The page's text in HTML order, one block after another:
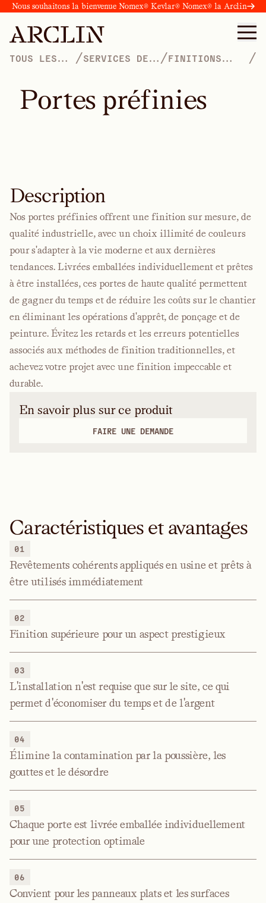
Nous souhaitons la bienvenue Nomex® Kevlar® Nomex® la Arclin
TOUS LES
/SERVICES DE
/FINITIONS
/
Portes préfinies
Description
Nos portes préfinies offrent une finition sur mesure, de
qualité industrielle, avec un choix illimité de couleurs
pour s'adapter à la vie moderne et aux dernières
tendances. Livrées emballées individuellement et prêtes
à être installées, ces portes de haute qualité permettent
de gagner du temps et de réduire les coûts sur le chantier
en éliminant les opérations d'apprêt, de ponçage et de
peinture. Évitez les retards et les erreurs potentielles
associés aux méthodes de finition traditionnelles, et
achevez votre projet avec une finition impeccable et
durable.
En savoir plus sur ce produit
FAIRE UNE DEMANDE
Caractéristiques et avantages
01
Revêtements cohérents appliqués en usine et prêts à
être utilisés immédiatement
02
Finition supérieure pour un aspect prestigieux
03
L'installation n'est requise que sur le site, ce qui
permet d'économiser du temps et de l'argent
04
Élimine la contamination par la poussière, les
gouttes et le désordre
05
Chaque porte est livrée emballée individuellement
pour une protection optimale
06
Convient pour les panneaux plats et les surfaces